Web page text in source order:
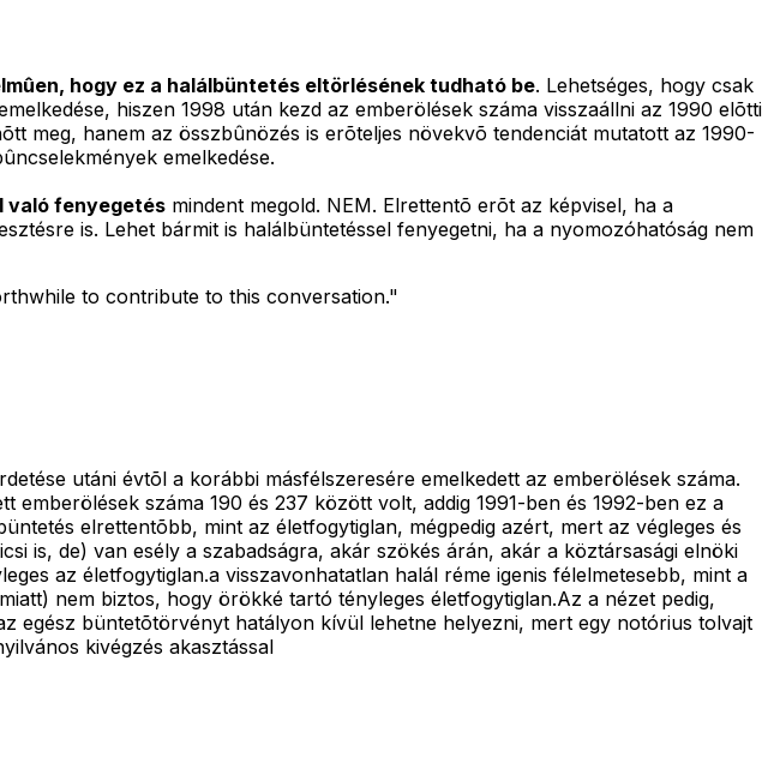
hogy ez a halálbüntetés eltörlésének tudható be. Lehetséges, hogy csak
hiszen 1998 után kezd az emberölések száma visszaállni az 1990 elõtti
meg, hanem az összbûnözés is erõteljes növekvõ tendenciát mutatott az 1990-
emelkedése.
való fenyegetés mindent megold. NEM. Elrettentõ erõt az képvisel, ha a
is. Lehet bármit is halálbüntetéssel fenyegetni, ha a nyomozóhatóság nem
to contribute to this conversation."
utáni évtõl a korábbi másfélszeresére emelkedett az emberölések száma.
száma 190 és 237 között volt, addig 1991-ben és 1992-ben ez a
elrettentõbb, mint az életfogytiglan, mégpedig azért, mert az végleges és
is, de) van esély a szabadságra, akár szökés árán, akár a köztársasági elnöki
az életfogytiglan.a visszavonhatatlan halál réme igenis félelmetesebb, mint a
nem biztos, hogy örökké tartó tényleges életfogytiglan.Az a nézet pedig,
egész büntetõtörvényt hatályon kívül lehetne helyezni, mert egy notórius tolvajt
kivégzés akasztással